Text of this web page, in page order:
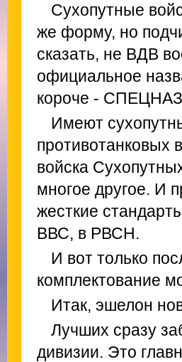
Сухопутные
же форму, но
сказать, не ВДВ
официальное
короче -
Имеют
противотанковых
войска
многое другое. И
жесткие
ВВС, в РВСН.
И вот только
комплектование
Итак, эшелон
Лучших сразу
дивизии. Это